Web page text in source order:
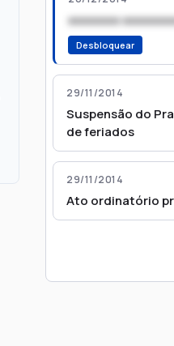
xxxxxxxx
Desbloquear
29/11/2014
Suspensão do
de feriados
29/11/2014
Ato ordinatório